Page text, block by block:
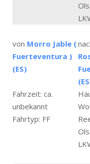
von Morro Jable (
Fuerteventura )
(ES)
Fahrzeit: ca.
unbekannt
Fährtyp: FF